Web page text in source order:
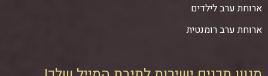
ארוחת ערב לילדים
ארוחת ערב רומנטית